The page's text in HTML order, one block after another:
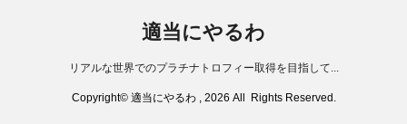
適当にやるわ
リアルな世界でのプラチナトロフィー取得を目指して...
Copyright© 適当にやるわ , 2026 All Rights Reserved.